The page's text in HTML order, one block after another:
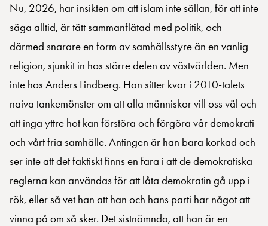
Nu, 2026, har insikten om att islam inte sällan, för att inte
säga alltid, är tätt sammanflätad med politik, och
därmed snarare en form av samhällsstyre än en vanlig
religion, sjunkit in hos större delen av västvärlden. Men
inte hos Anders Lindberg. Han sitter kvar i 2010-talets
naiva tankemönster om att alla människor vill oss väl och
att inga yttre hot kan förstöra och förgöra vår demokrati
och vårt fria samhälle. Antingen är han bara korkad och
ser inte att det faktiskt finns en fara i att de demokratiska
reglerna kan användas för att låta demokratin gå upp i
rök, eller så vet han att han och hans parti har något att
vinna på om så sker. Det sistnämnda, att han är en